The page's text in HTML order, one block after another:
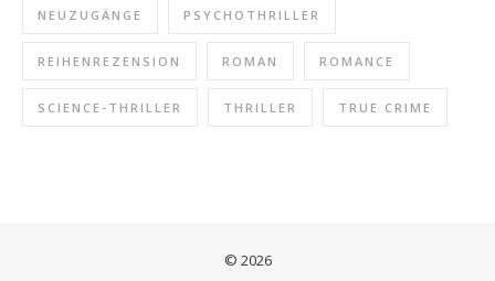
NEUZUGÄNGE PSYCHOTHRILLER
REIHENREZENSION ROMAN ROMANCE
SCIENCE-THRILLER THRILLER TRUE CRIME
© 2026